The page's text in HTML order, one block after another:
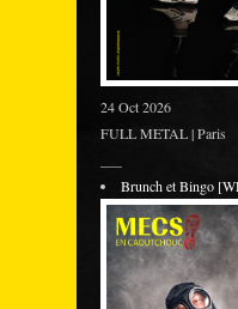
24 Oct 2026
FULL METAL | Paris
Brunch et Bingo